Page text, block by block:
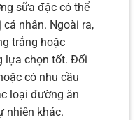
sữa đặc có thể
nhân. Ngoài ra,
trắng hoặc
lựa chọn tốt. Đối
có nhu cầu
loại đường ăn
nhiên khác.